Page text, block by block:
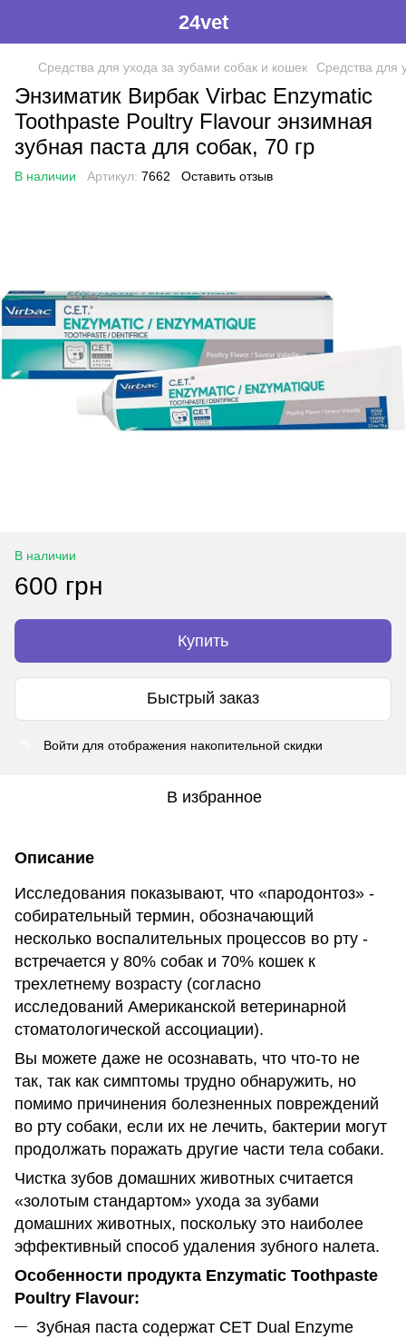
24vet
Средства для ухода за зубами собак и кошек Средства для
Энзиматик Вирбак Virbac Enzymatic
Toothpaste Poultry Flavour энзимная
зубная паста для собак, 70 гр
В наличии Артикул: 7662 Оставить отзыв
В наличии
600 грн
Купить
Быстрый заказ
Войти для отображения накопительной скидки
В избранное
Описание
Исследования показывают, что «пародонтоз» -
собирательный термин, обозначающий
несколько воспалительных процессов во рту -
встречается у 80% собак и 70% кошек к
трехлетнему возрасту (согласно
исследований Американской ветеринарной
стоматологической ассоциации).
Вы можете даже не осознавать, что что-то не
так, так как симптомы трудно обнаружить, но
помимо причинения болезненных повреждений
во рту собаки, если их не лечить, бактерии могут
продолжать поражать другие части тела собаки.
Чистка зубов домашних животных считается
«золотым стандартом» ухода за зубами
домашних животных, поскольку это наиболее
эффективный способ удаления зубного налета.
Особенности продукта Enzymatic Toothpaste
Poultry Flavour:
Зубная паста содержат CET Dual Enzyme